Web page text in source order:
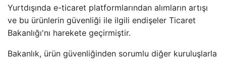
Yurtdışında e-ticaret platformlarından alımların artışı
ve bu ürünlerin güvenliği ile ilgili endişeler Ticaret
Bakanlığı'nı harekete geçirmiştir.
Bakanlık, ürün güvenliğinden sorumlu diğer kuruluşlarla